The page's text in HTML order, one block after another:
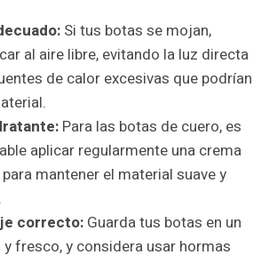
Si tus botas se mojan,
al aire libre, evitando la luz directa
de calor excesivas que podrían
Para las botas de cuero, es
aplicar regularmente una crema
mantener el material suave y
correcto: Guarda tus botas en un
fresco, y considera usar hormas